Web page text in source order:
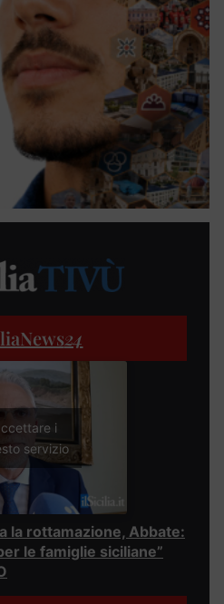
24
i
servizio
la rottamazione, Abbate:
le famiglie siciliane”